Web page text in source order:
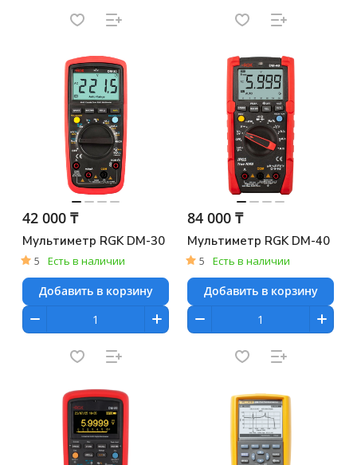
42 000 ₸
Мультиметр RGK DM-30
5 Есть в наличии
Добавить в корзину
84 000 ₸
Мультиметр RGK DM-40
5 Есть в наличии
Добавить в корзину